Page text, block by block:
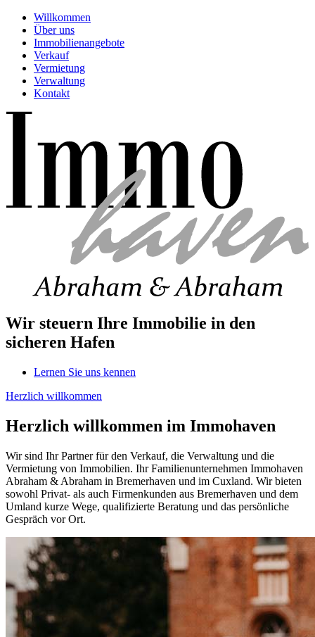
Willkommen
Über uns
Immobilienangebote
Verkauf
Vermietung
Verwaltung
Kontakt
Wir steuern Ihre Immobilie in den
sicheren Hafen
Lernen Sie uns kennen
Herzlich willkommen
Herzlich willkommen im Immohaven
Wir sind Ihr Partner für den Verkauf, die Verwaltung und die
Vermietung von Immobilien. Ihr Familienunternehmen Immohaven
Abraham & Abraham in Bremerhaven und im Cuxland. Wir bieten
sowohl Privat- als auch Firmenkunden aus Bremerhaven und dem
Umland kurze Wege, qualifizierte Beratung und das persönliche
Gespräch vor Ort.